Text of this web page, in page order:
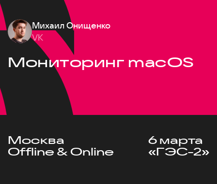
Михаил Онищенко
VK
Мониторинг macOS
Москва
Offline & Online
6 марта
«ГЭС-2»